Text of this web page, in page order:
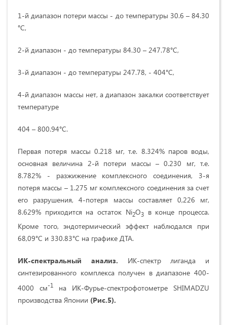
1-й диапазон потери массы - до температуры 30.6 – 84.30
°С,
2-й диапазон - до температуры 84.30 – 247.78°С,
3-й диапазон - до температуры 247.78, - 404°С,
4-й диапазон массы нет, а диапазон закалки соответствует
температуре
404 – 800.94°С.
Первая потеря массы 0.218 мг, т.е. 8.324% паров воды,
основная величина 2-й потери массы – 0.230 мг, т.е.
8.782% - разжижение комплексного соединения, 3-я
потеря массы – 1.275 мг комплексного соединения за счет
его разрушения, 4-потеря массы составляет 0,226 мг,
8.629% приходится на остаток Ni2O3в конце процесса.
Кроме того, эндотермический эффект наблюдался при
68,09°С и 330.83°С на графике ДТА.
ИК-спектральный анализ. ИК-спектр лиганда и
синтезированного комплекса получен в диапазоне 400-
4000 см-1 на ИК-Фурье-спектрофотометре SHIMADZU
производства Японии (Рис.5).